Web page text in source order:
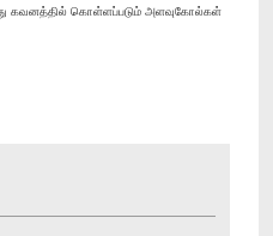
கவனத்தில் கொள்ளப்படும் அளவுகோல்கள்